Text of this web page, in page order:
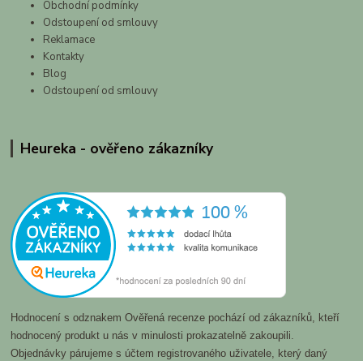
Obchodní podmínky
Odstoupení od smlouvy
Reklamace
Kontakty
Blog
Odstoupení od smlouvy
Heureka - ověřeno zákazníky
Hodnocení s odznakem Ověřená recenze pochází od zákazníků, kteří
hodnocený produkt u nás v minulosti prokazatelně zakoupili.
Objednávky párujeme s účtem registrovaného uživatele, který daný